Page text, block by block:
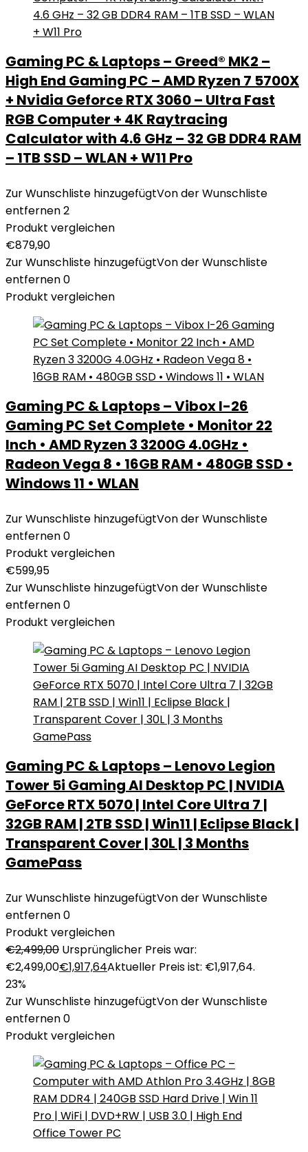
Gaming PC & Laptops – Greed® MK2 –
High End Gaming PC – AMD Ryzen 7 5700X
+ Nvidia Geforce RTX 3060 – Ultra Fast
RGB Computer + 4K Raytracing
Calculator with 4.6 GHz – 32 GB DDR4 RAM
– 1TB SSD – WLAN + W11 Pro
Zur Wunschliste hinzugefügtVon der Wunschliste
entfernen2
Produkt vergleichen
€879,90
Zur Wunschliste hinzugefügtVon der Wunschliste
entfernen0
Produkt vergleichen
Gaming PC & Laptops – Vibox I-26
Gaming PC Set Complete • Monitor 22
Inch • AMD Ryzen 3 3200G 4.0GHz •
Radeon Vega 8 • 16GB RAM • 480GB SSD •
Windows 11 • WLAN
Zur Wunschliste hinzugefügtVon der Wunschliste
entfernen0
Produkt vergleichen
€599,95
Zur Wunschliste hinzugefügtVon der Wunschliste
entfernen0
Produkt vergleichen
Gaming PC & Laptops – Lenovo Legion
Tower 5i Gaming AI Desktop PC | NVIDIA
GeForce RTX 5070 | Intel Core Ultra 7 |
32GB RAM | 2TB SSD | Win11 | Eclipse Black |
Transparent Cover | 30L | 3 Months
GamePass
Zur Wunschliste hinzugefügtVon der Wunschliste
entfernen0
Produkt vergleichen
€2,499,00 Ursprünglicher Preis war:
€2,499,00€1,917,64Aktueller Preis ist: €1,917,64.
23%
Zur Wunschliste hinzugefügtVon der Wunschliste
entfernen0
Produkt vergleichen